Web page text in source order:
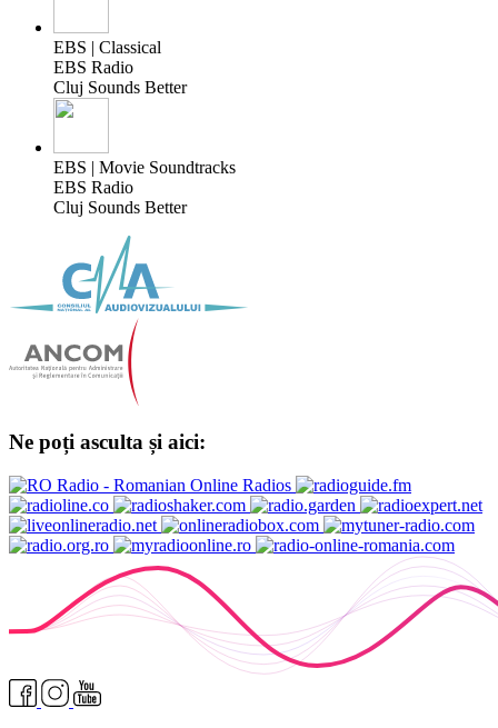
EBS | Classical
EBS Radio
Cluj Sounds Better
EBS | Movie Soundtracks
EBS Radio
Cluj Sounds Better
Ne poți asculta și aici: